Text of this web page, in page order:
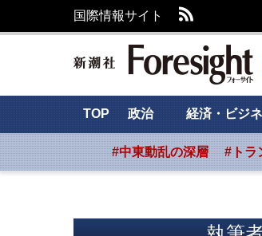
国際情報サイト
TOP 政治 経済・ビジ
#中東動乱の深層 #トラ